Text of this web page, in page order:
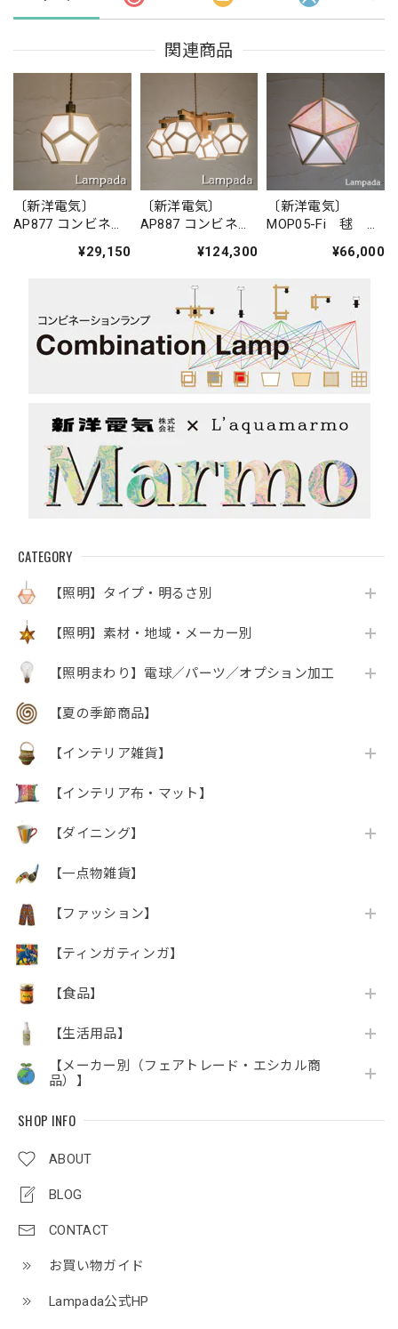
CATEGORY
【照明】タイプ・明るさ別
【照明】素材・地域・メーカー別
【照明まわり】電球／パーツ／オプション加工
【夏の季節商品】
【インテリア雑貨】
【インテリア布・マット】
【ダイニング】
【一点物雑貨】
【ファッション】
【ティンガティンガ】
【食品】
【生活用品】
【メーカー別（フェアトレード・エシカル商
品）】
SHOP INFO
ABOUT
BLOG
CONTACT
お買い物ガイド
Lampada公式HP
関連商品
〔新洋電気〕
AP877 コンビネー
ンダントライト
¥29,150
〔新洋電気〕
AP887 コンビネー
ャンデリア 求
¥124,300
〔新洋電気〕
MOP05-Fi 毬
ォール＋Fiore・
花
¥66,000